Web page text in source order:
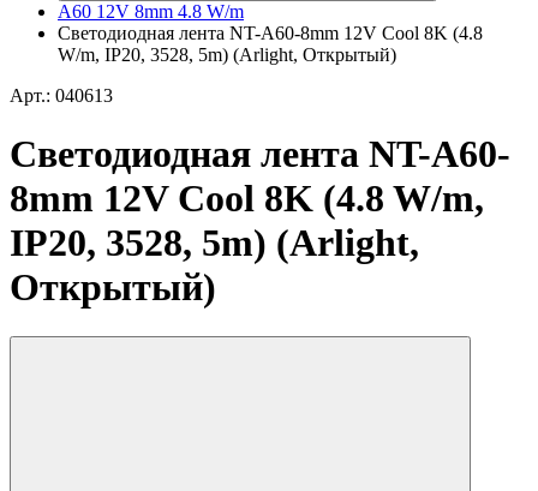
A60 12V 8mm 4.8 W/m
Светодиодная лента NT-A60-8mm 12V Cool 8K (4.8
W/m, IP20, 3528, 5m) (Arlight, Открытый)
Арт.: 040613
Светодиодная лента NT-A60-
8mm 12V Cool 8K (4.8 W/m,
IP20, 3528, 5m) (Arlight,
Открытый)